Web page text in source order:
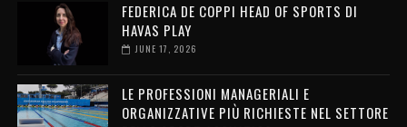
FEDERICA DE COPPI HEAD OF SPORTS DI
HAVAS PLAY
JUNE 17, 2026
LE PROFESSIONI MANAGERIALI E
ORGANIZZATIVE PIÙ RICHIESTE NEL SETTORE